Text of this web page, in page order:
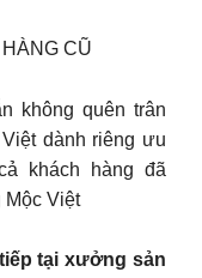
CŨ
không quên trân
dành riêng ưu
khách hàng đã
Việt
tại xưởng sản